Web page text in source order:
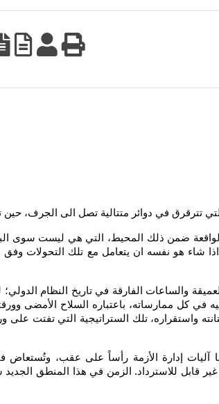
تترقرق في دوائر متتالية تصل الى الجرف،
ضمن ذلك المحيط، التي هي ليست سوى
اذا شاء هو نفسه ان يتعامل مع تلك التحولات
والساعات الفارقة في تاريخ النظام
في كل ممارساته، باعتباره السلاح
واستقراره، تلك الستراتيجية التي تفتت على
آليات إدارة الأزمة رأساً على عقب، وتُستعاض
قابل للاسترداد. الزمن في هذا المنطق الجديد